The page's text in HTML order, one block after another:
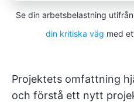
Se din arbetsbelastning
din kritiska väg med
Projektets omfattning
och förstå ett nytt